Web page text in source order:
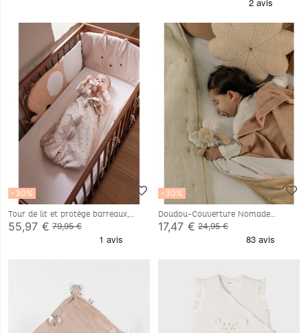
-30%
Tour de lit et protège barreaux,
mousseline de coton
55,97 € 79,95 €
-30%
Doudou-Couverture Nomade
50x50cm - Bali
17,47 € 24,95 €